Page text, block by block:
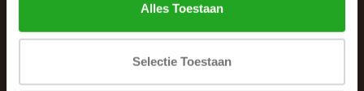
Alles Toestaan
Selectie Toestaan